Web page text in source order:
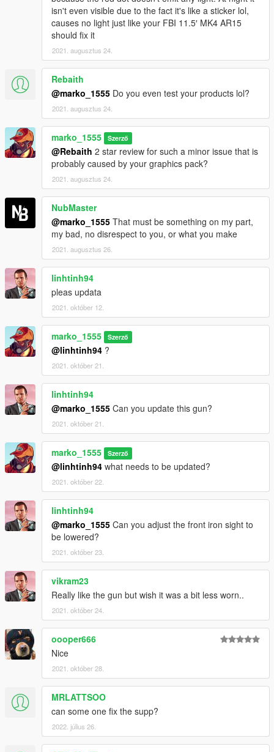
isn't even visible due to the fact it's like a sticker lol,
causes no light just like your FBI 11.5′ MK4 AR15
should fix it
2021. augusztus 24.
Rebaith
@marko_1555 Do you even test your products lol?
2021. augusztus 24.
marko_1555 Szerző
@Rebaith 2 star review for such a minor issue that is
probably caused by your graphics pack?
2021. augusztus 24.
NubMaster
@marko_1555 That must be something on my part,
my bad, no disrespect to you, or what you make
2021. augusztus 26.
linhtinh94
pleas updata
2021. október 12.
marko_1555 Szerző
@linhtinh94 ?
2021. október 21.
linhtinh94
@marko_1555 Can you update this gun?
2021. október 21.
marko_1555 Szerző
@linhtinh94 what needs to be updated?
2021. október 22.
linhtinh94
@marko_1555 Can you adjust the front iron sight to
be lowered?
2021. október 23.
vikram23
Really like the gun but wish it was a bit less worn..
2021. október 24.
oooper666
Nice
2021. október 28.
MRLATTSOO
can some one fix the supp?
2022. július 26.